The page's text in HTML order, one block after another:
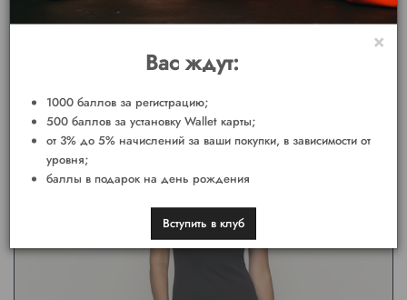
Выход
×
Вас ждут:
1000 баллов за регистрацию;
500 баллов за установку Wallet карты;
от 3% до 5% начислений за ваши покупки, в зависимости от
уровня;
баллы в подарок на день рождения
Вступить в клуб